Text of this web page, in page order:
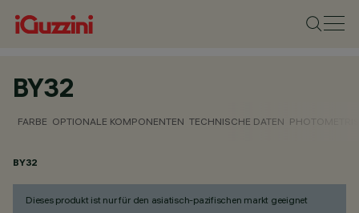
BY32
FARBE OPTIONALE KOMPONENTEN TECHNISCHE DATEN
BY32
Dieses produkt ist nur für den asiatisch-pazifischen markt geeignet